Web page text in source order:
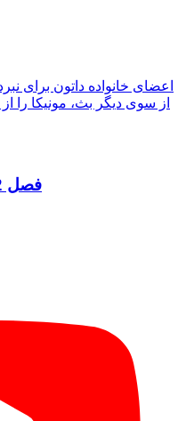
اعضای خانواده داتون برای
از سوی دیگر بث، مونیکا را
فصل 2 قسمت ۱0 سریال یلو استون